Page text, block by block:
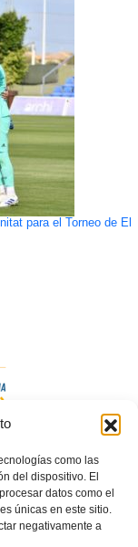
como las
del dispositivo. El
datos como el
únicas en este sitio.
negativamente a
para el Torneo de El